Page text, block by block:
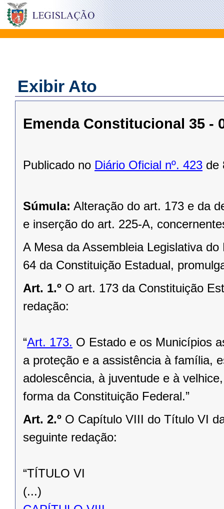
Exibir Ato
Emenda Constitucional 35 -
Publicado no Diário Oficial nº. 423 de
Súmula: Alteração do art. 173 e da
e inserção do art. 225-A,
A Mesa da Assembleia Legislativa
64 da Constituição Estadual,
Art. 1.º O art. 173 da Constituição
redação:
“Art. 173. O Estado e os Municípios
a proteção e a assistência à família,
adolescência, à juventude e à
forma da Constituição Federal.”
Art. 2.º O Capítulo VIII do Título VI
seguinte redação:
“TÍTULO VI
(...)